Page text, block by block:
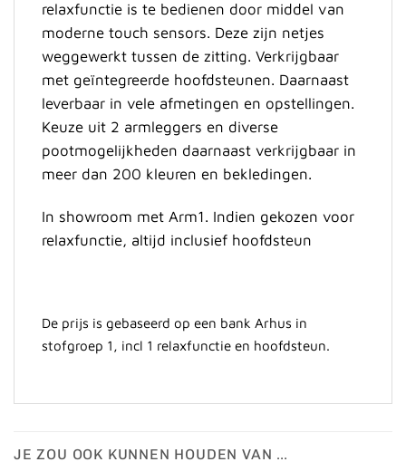
relaxfunctie is te bedienen door middel van
moderne touch sensors. Deze zijn netjes
weggewerkt tussen de zitting. Verkrijgbaar
met geïntegreerde hoofdsteunen. Daarnaast
leverbaar in vele afmetingen en opstellingen.
Keuze uit 2 armleggers en diverse
pootmogelijkheden daarnaast verkrijgbaar in
meer dan 200 kleuren en bekledingen.
In showroom met Arm1. Indien gekozen voor
relaxfunctie, altijd inclusief hoofdsteun
De prijs is gebaseerd op een bank Arhus in
stofgroep 1, incl 1 relaxfunctie en hoofdsteun.
JE ZOU OOK KUNNEN HOUDEN VAN …